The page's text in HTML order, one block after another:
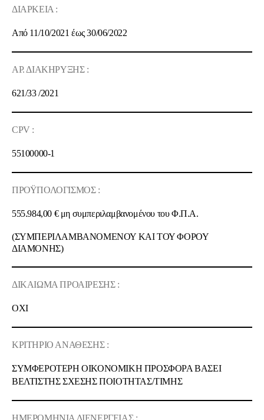
ΔΙΑΡΚΕΙΑ :
Από 11/10/2021 έως 30/06/2022
ΑΡ. ΔΙΑΚΗΡΥΞΗΣ :
621/33 /2021
CPV :
55100000-1
ΠΡΟΫΠΟΛΟΓΙΣΜΟΣ :
555.984,00 € μη συμπεριλαμβανομένου του Φ.Π.Α.
(ΣΥΜΠΕΡΙΛΑΜΒΑΝΟΜΕΝΟΥ ΚΑΙ ΤΟΥ ΦΟΡΟΥ
ΔΙΑΜΟΝΗΣ)
ΔΙΚΑΙΩΜΑ ΠΡΟΑΙΡΕΣΗΣ :
OXI
ΚΡΙΤΗΡΙΟ ΑΝΑΘΕΣΗΣ :
ΣΥΜΦΕΡΟΤΕΡΗ ΟΙΚΟΝΟΜΙΚΗ ΠΡΟΣΦΟΡΑ ΒΑΣΕΙ
BEΛΤΙΣΤΗΣ ΣΧΕΣΗΣ ΠΟΙΟΤΗΤΑΣ/ΤΙΜΗΣ
ΗΜΕΡΟΜΗΝΙΑ ΔΙΕΝΕΡΓΕΙΑΣ :